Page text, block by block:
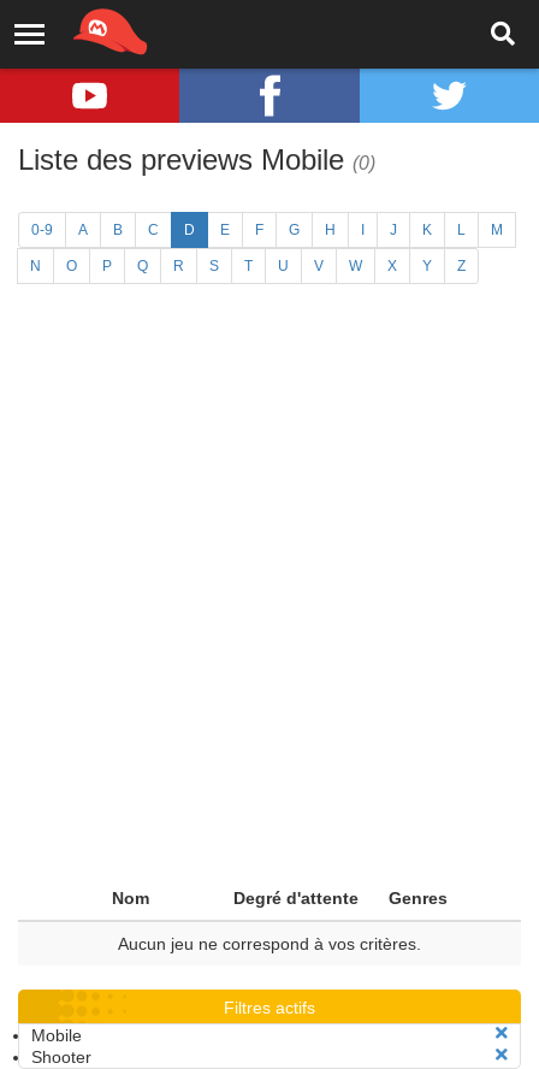
Liste des previews Mobile (0)
0-9 A B C D E F G H J K L M
N O P Q R S T U V W X Y Z
Nom Degré d'attente Genres
Aucun jeu ne correspond à vos critères.
Filtres actifs
Mobile
Shooter